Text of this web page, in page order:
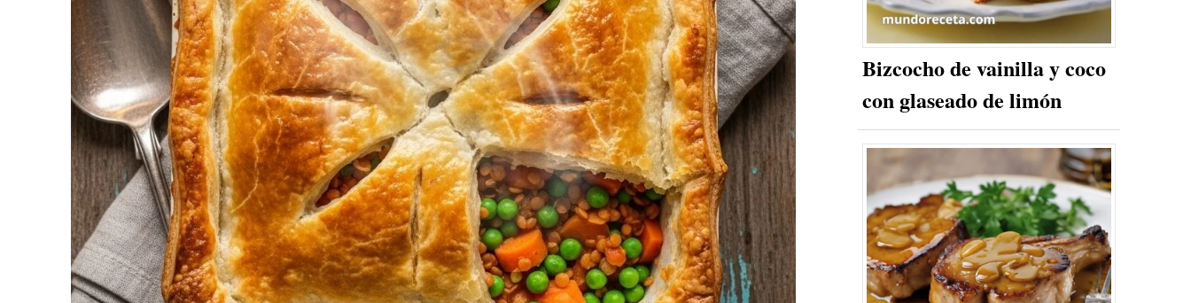
Bizcocho de vainilla y coco
con glaseado de limón